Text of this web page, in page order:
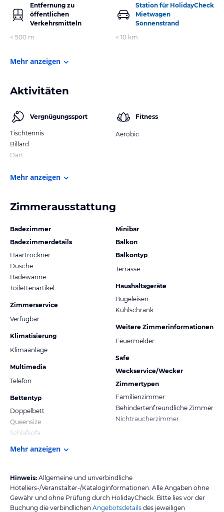
Entfernung zu
öffentlichen
Verkehrsmitteln
< 500 m
Station für HolidayCheck
Mietwagen
Sonnenstrand
< 10 km
Mehr anzeigen
Aktivitäten
Vergnügungssport
Tischtennis
Billard
Dart
Fitness
Aerobic
Mehr anzeigen
Zimmerausstattung
Badezimmer
Badezimmerdetails
Haartrockner
Dusche
Badewanne
Toilettenartikel
Zimmerservice
Verfügbar
Klimatisierung
Klimaanlage
Multimedia
Telefon
Bettentyp
Doppelbett
Queensize
Schlafsofa
Minibar
Balkon
Balkontyp
Terrasse
Haushaltsgeräte
Bügeleisen
Kühlschrank
Weitere Zimmerinformationen
Feuermelder
Safe
Weckservice/Wecker
Zimmertypen
Familienzimmer
Behindertenfreundliche Zimmer
Nichtraucherzimmer
Mehr anzeigen
Hinweis: Allgemeine und unverbindliche
Hoteliers-/Veranstalter-/Kataloginformationen. Alle Angaben ohne
Gewähr und ohne Prüfung durch HolidayCheck. Bitte lies vor der
Buchung die verbindlichen Angebotsdetails des jeweiligen